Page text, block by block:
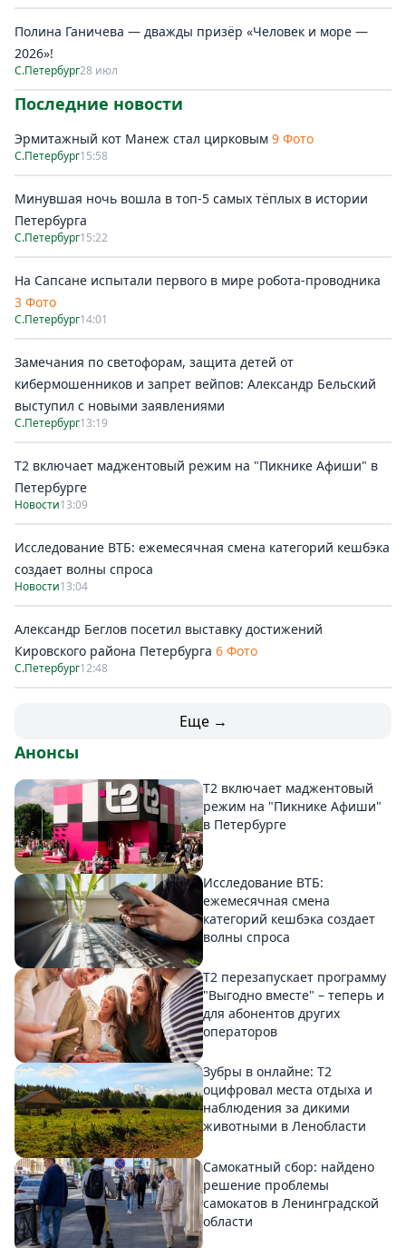
Полина Ганичева — дважды призёр «Человек и море —
2026»!
С.Петербург28 июл
Последние новости
Эрмитажный кот Манеж стал цирковым 9 Фото
С.Петербург15:58
Минувшая ночь вошла в топ-5 самых тёплых в истории
Петербурга
С.Петербург15:22
На Сапсане испытали первого в мире робота-проводника
3 Фото
С.Петербург14:01
Замечания по светофорам, защита детей от
кибермошенников и запрет вейпов: Александр Бельский
выступил с новыми заявлениями
С.Петербург13:19
Т2 включает маджентовый режим на "Пикнике Афиши" в
Петербурге
Новости13:09
Исследование ВТБ: ежемесячная смена категорий кешбэка
создает волны спроса
Новости13:04
Александр Беглов посетил выставку достижений
Кировского района Петербурга 6 Фото
С.Петербург12:48
Еще →
Анонсы
Т2 включает маджентовый
режим на "Пикнике Афиши"
в Петербурге
Исследование ВТБ:
ежемесячная смена
категорий кешбэка создает
волны спроса
Т2 перезапускает программу
"Выгодно вместе" – теперь и
для абонентов других
операторов
Зубры в онлайне: Т2
оцифровал места отдыха и
наблюдения за дикими
животными в Ленобласти
Самокатный сбор: найдено
решение проблемы
самокатов в Ленинградской
области